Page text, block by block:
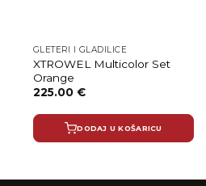
GLETERI I GLADILICE
XTROWEL Multicolor Set
Orange
225.00 €
DODAJ U KOŠARICU